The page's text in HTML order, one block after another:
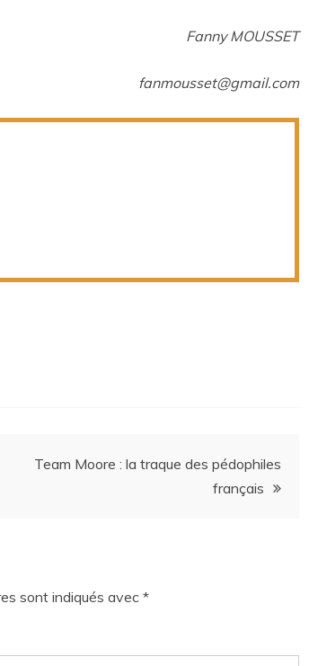
Fanny MOUSSET
fanmousset@gmail.com
Team Moore : la traque des pédophiles
français
sont indiqués avec *